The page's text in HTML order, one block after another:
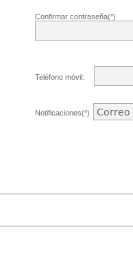
Confirmar contraseña(*)
Teléfono móvil:
Notificaciones(*)